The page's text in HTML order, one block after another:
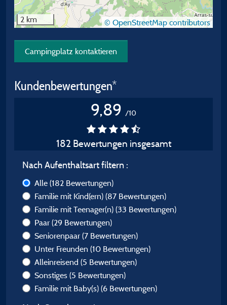
2 km © OpenStreetMap contributors
Campingplatz kontaktieren
Kundenbewertungen*
9,89 /10
182 Bewertungen insgesamt
Nach Aufenthaltsart filtern :
Alle (182 Bewertungen)
Familie mit Kind(ern) (87 Bewertungen)
Familie mit Teenager(n) (33 Bewertungen)
Paar (29 Bewertungen)
Seniorenpaar (7 Bewertungen)
Unter Freunden (10 Bewertungen)
Alleinreisend (5 Bewertungen)
Sonstiges (5 Bewertungen)
Familie mit Baby(s) (6 Bewertungen)